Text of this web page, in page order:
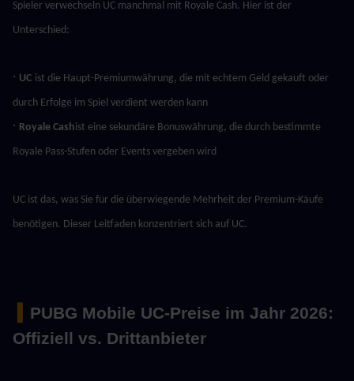
Spieler verwechseln UC manchmal mit Royale Cash. Hier ist der
Unterschied:
· UC ist die Haupt-Premiumwährung, die mit echtem Geld gekauft oder
durch Erfolge im Spiel verdient werden kann
· Royale Cashist eine sekundäre Bonuswährung, die durch bestimmte
Royale Pass-Stufen oder Events vergeben wird
UC ist das, was Sie für die überwiegende Mehrheit der Premium-Käufe
benötigen. Dieser Leitfaden konzentriert sich auf UC.
PUBG Mobile UC-Preise im Jahr 2026:
Offiziell vs. Drittanbieter